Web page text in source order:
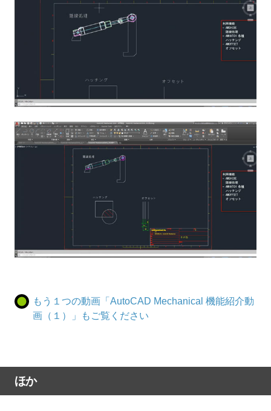
もう１つの動画「AutoCAD Mechanical 機能紹介動
画（１）」もご覧ください
ほか